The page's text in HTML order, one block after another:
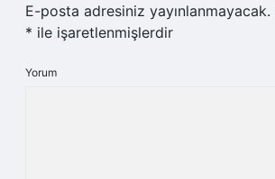
E-posta adresiniz yayınlanmayacak.
* ile işaretlenmişlerdir
Yorum